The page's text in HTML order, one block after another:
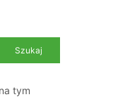
tym